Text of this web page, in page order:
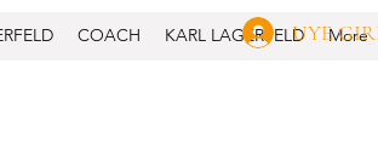
COACH KARL LAGERFELD More
UYE